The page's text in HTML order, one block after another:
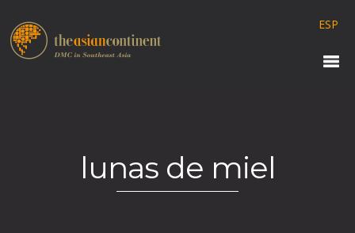
ESP
lunas de miel